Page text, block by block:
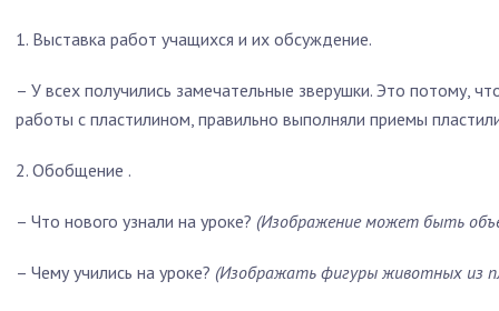
1. Выставка работ учащихся и их обсуждение.
– У всех получились замечательные зверушки. Это потому,
работы с пластилином, правильно выполняли приемы
2. Обобщение .
– Что нового узнали на уроке? (Изображение может быть
– Чему учились на уроке? (Изображать фигуры животных из